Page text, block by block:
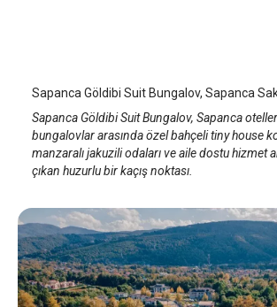
Sapanca Göldibi Suit Bungalov, Sapanca
Sapanca Göldibi Suit Bungalov, Sapanca
bungalovlar arasında özel bahçeli tiny house
manzaralı jakuzili odaları ve aile dostu hizmet
çıkan huzurlu bir kaçış noktası.